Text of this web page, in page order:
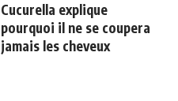
Cucurella explique
pourquoi il ne se coupera
jamais les cheveux